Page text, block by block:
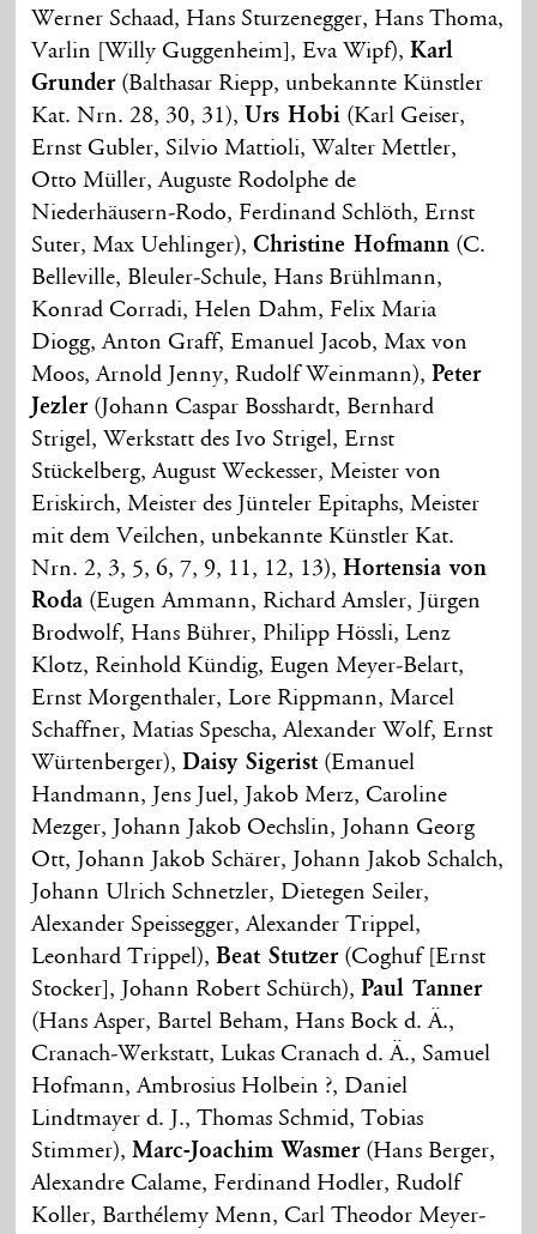
Werner Schaad, Hans Sturzenegger, Hans Thoma,
Varlin [Willy Guggenheim], Eva Wipf),Karl
Grunder(Balthasar Riepp, unbekannte Künstler
Kat. Nrn. 28, 30, 31), Urs Hobi (Karl Geiser,
Ernst Gubler, Silvio Mattioli, Walter Mettler,
Otto Müller, Auguste Rodolphe de
Niederhäusern-Rodo, Ferdinand Schlöth, Ernst
Suter, Max Uehlinger),Christine Hofmann (C.
Belleville, Bleuler-Schule, Hans Brühlmann,
Konrad Corradi, Helen Dahm, Felix Maria
Diogg, Anton Graff, Emanuel Jacob, Max von
Moos, Arnold Jenny, Rudolf Weinmann),Peter
Jezler(Johann Caspar Bosshardt, Bernhard
Strigel, Werkstatt des Ivo Strigel, Ernst
Stückelberg, August Weckesser, Meister von
Eriskirch, Meister des Jünteler Epitaphs, Meister
mit dem Veilchen, unbekannte Künstler Kat.
Nrn. 2, 3, 5, 6, 7, 9, 11, 12, 13),Hortensia von
Roda (Eugen Ammann, Richard Amsler, Jürgen
Brodwolf, Hans Bührer, Philipp Hössli, Lenz
Klotz, Reinhold Kündig, Eugen Meyer-Belart,
Ernst Morgenthaler, Lore Rippmann, Marcel
Schaffner, Matias Spescha, Alexander Wolf, Ernst
Würtenberger),Daisy Sigerist (Emanuel
Handmann, Jens Juel, Jakob Merz, Caroline
Mezger, Johann Jakob Oechslin, Johann Georg
Ott, Johann Jakob Schärer, Johann Jakob Schalch,
Johann Ulrich Schnetzler, Dietegen Seiler,
Alexander Speissegger, Alexander Trippel,
Leonhard Trippel),Beat Stutzer(Coghuf [Ernst
Stocker], Johann Robert Schürch),Paul Tanner
(Hans Asper, Bartel Beham, Hans Bock d. Ä.,
Cranach-Werkstatt, Lukas Cranach d. Ä., Samuel
Hofmann, Ambrosius Holbein ?, Daniel
Lindtmayer d. J., Thomas Schmid, Tobias
Stimmer),Marc-Joachim Wasmer(Hans Berger,
Alexandre Calame, Ferdinand Hodler, Rudolf
Koller, Barthélemy Menn, Carl Theodor Meyer-